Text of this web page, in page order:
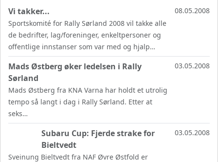
Vi takker...
Sportskomité for Rally Sørland 2008 vil takke alle
de bedrifter, lag/foreninger, enkeltpersoner og
offentlige innstanser som var med og hjalp…
08.05.2008
Mads Østberg øker ledelsen i Rally
Sørland
Mads Østberg fra KNA Varna har holdt et utrolig
tempo så langt i dag i Rally Sørland. Etter at
seks…
03.05.2008
Subaru Cup: Fjerde strake for
Bieltvedt
Sveinung Bieltvedt fra NAF Øvre Østfold er
03.05.2008